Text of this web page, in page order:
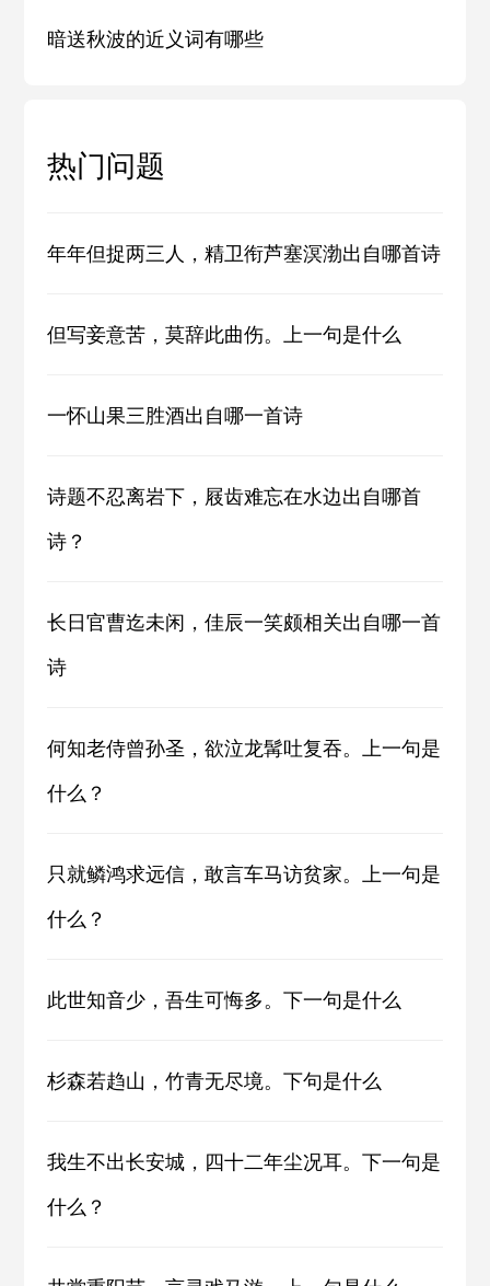
暗送秋波的近义词有哪些
热门问题
年年但捉两三人，精卫衔芦塞溟渤出自哪首诗
但写妾意苦，莫辞此曲伤。上一句是什么
一怀山果三胜酒出自哪一首诗
诗题不忍离岩下，屐齿难忘在水边出自哪首
诗？
长日官曹迄未闲，佳辰一笑颇相关出自哪一首
诗
何知老侍曾孙圣，欲泣龙髯吐复吞。上一句是
什么？
只就鳞鸿求远信，敢言车马访贫家。上一句是
什么？
此世知音少，吾生可悔多。下一句是什么
杉森若趋山，竹青无尽境。下句是什么
我生不出长安城，四十二年尘况耳。下一句是
什么？